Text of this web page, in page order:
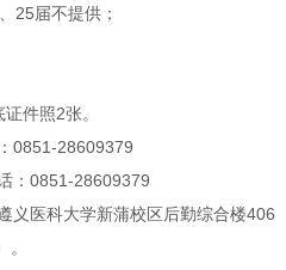
25届不提供；
件照2张。
0851-28609379
：0851-28609379
义医科大学新蒲校区后勤综合楼406